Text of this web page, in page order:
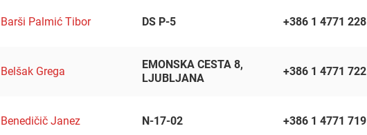
Barši Palmić Tibor DS P-5 +386 1 4771 228
Belšak Grega
EMONSKA CESTA 8,
LJUBLJANA
+386 1 4771 722
Benedičič Janez N-17-02 +386 1 4771 719